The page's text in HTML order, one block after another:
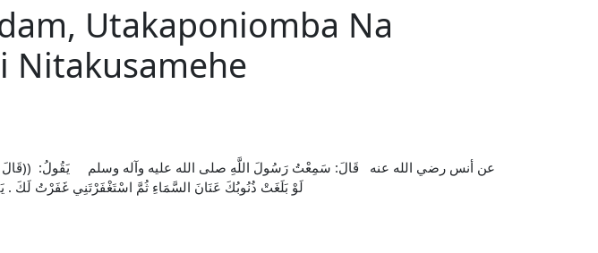
Utakaponiomba Na
Nitakusamehe
عن أنس رضي الله عنه قَالَ: سَمِعْتُ رَسُولَ اللَّهِ صلى الله عليه وآله وسلم يَقُولُ: ((قَالَ
لَوْ بَلَغَتْ ذُنُوبُكَ عَنَانَ السَّمَاءِ ثُمَّ اسْتَغْفَرْتَنِي غَفَرْتُ لَكَ . يَا